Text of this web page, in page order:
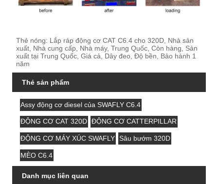
Thẻ nóng: Lắp ráp động cơ CAT C6.4 cho 320D, Nhà sản
xuất, Nhà cung cấp, Nhà máy, Trung Quốc, Còn hàng, Sản
xuất tại Trung Quốc, Giá cả, Dây đeo, Độ bền, Bảo hành 1
năm
Thẻ sản phẩm
Assy động cơ diesel của SWAFLY C6.4
ĐỘNG CƠ CAT 320D ĐỘNG CƠ CATTERPILLAR
ĐỘNG CƠ MÁY XÚC SWAFLY Sâu bướm 320D
MÈO C6.4
Danh mục liên quan